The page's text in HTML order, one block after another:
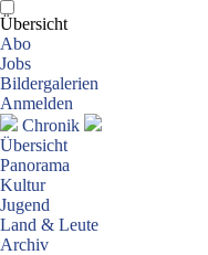
Übersicht
Abo
Jobs
Bildergalerien
Anmelden
Chronik
Übersicht
Panorama
Kultur
Jugend
Land & Leute
Archiv